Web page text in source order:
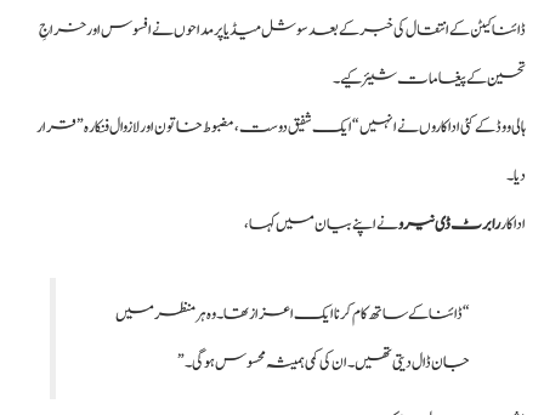
ڈائنا کیٹن کے انتقال کی خبر کے بعد سوشل میڈیا پر مداحوں نے افسوس اور خراجِ
تحسین کے پیغامات شیئر کیے۔
ہالی ووڈ کے کئی اداکاروں نے انہیں “ایک شفیق دوست، مضبوط خاتون اور لازوال فنکارہ” قرار
دیا۔
اداکاررابرٹ ڈی نیرونے اپنے بیان میں کہا،
“ڈائنا کے ساتھ کام کرنا ایک اعزاز تھا۔ وہ ہر منظر میں
جان ڈال دیتی تھیں۔ ان کی کمی ہمیشہ محسوس ہوگی۔”